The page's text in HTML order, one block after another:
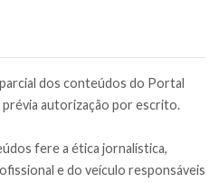
dos conteúdos do Portal
autorização por escrito.
fere a ética jornalística,
e do veículo responsáveis